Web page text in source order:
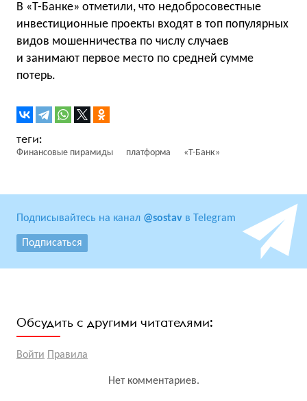
В «Т-Банке» отметили, что недобросовестные
инвестиционные проекты входят в топ популярных
видов мошенничества по числу случаев
и занимают первое место по средней сумме
потерь.
Финансовые пирамиды платформа «Т-Банк»
Подписывайтесь на канал @sostav в Telegram
Подписаться
Обсудить с другими читателями:
Войти Правила
Нет комментариев.